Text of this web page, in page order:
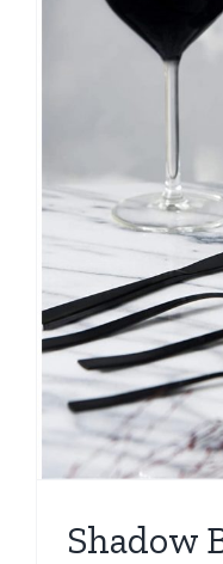
Shadow